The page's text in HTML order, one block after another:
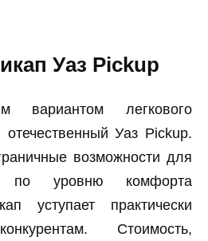
Уаз Pickup
вариантом легкового
отечественный Уаз Pickup.
возможности для
по уровню комфорта
уступает практически
Стоимость,